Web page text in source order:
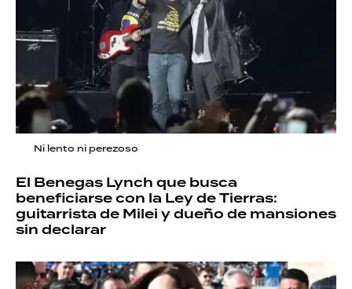
Ni lento ni perezoso
El Benegas Lynch que busca
beneficiarse con la Ley de Tierras:
guitarrista de Milei y dueño de mansiones
sin declarar